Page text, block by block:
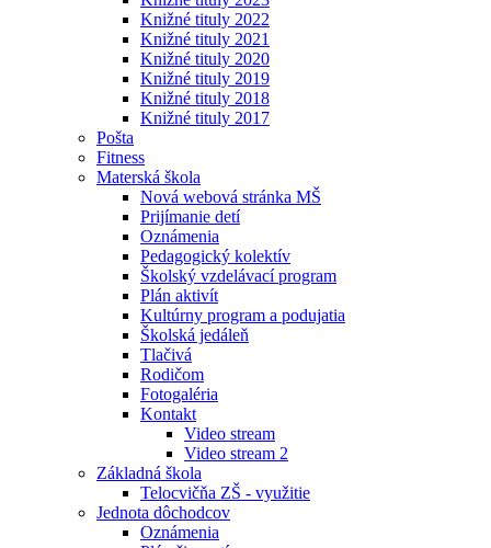
Knižné tituly 2022
Knižné tituly 2021
Knižné tituly 2020
Knižné tituly 2019
Knižné tituly 2018
Knižné tituly 2017
Pošta
Fitness
Materská škola
Nová webová stránka MŠ
Prijímanie detí
Oznámenia
Pedagogický kolektív
Školský vzdelávací program
Plán aktivít
Kultúrny program a podujatia
Školská jedáleň
Tlačivá
Rodičom
Fotogaléria
Kontakt
Video stream
Video stream 2
Základná škola
Telocvičňa ZŠ - využitie
Jednota dôchodcov
Oznámenia